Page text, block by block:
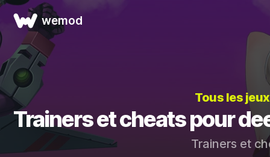
wemod
Tous les
Trainers et cheats pour
Trainers et